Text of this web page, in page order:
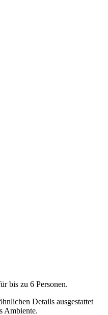
bis zu 6 Personen.
Details ausgestattet
Ambiente.